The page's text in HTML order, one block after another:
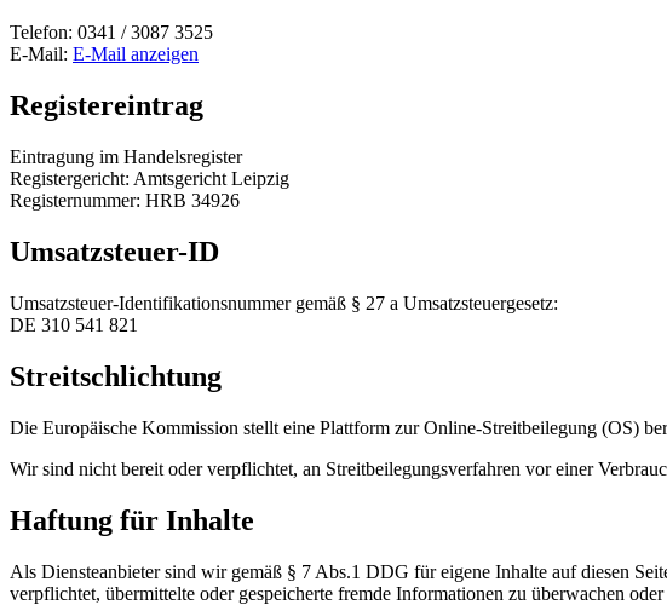
Telefon: 0341 / 3087 3525
E-Mail: E-Mail anzeigen
Registereintrag
Eintragung im Handelsregister
Registergericht: Amtsgericht Leipzig
Registernummer: HRB 34926
Umsatzsteuer-ID
Umsatzsteuer-Identifikationsnummer gemäß § 27 a Umsatzsteuergesetz:
DE 310 541 821
Streitschlichtung
Die Europäische Kommission stellt eine Plattform zur Online-Streitbeilegung (OS)
Wir sind nicht bereit oder verpflichtet, an Streitbeilegungsverfahren vor einer
Haftung für Inhalte
Als Diensteanbieter sind wir gemäß § 7 Abs.1 DDG für eigene Inhalte auf diesen
verpflichtet, übermittelte oder gespeicherte fremde Informationen zu überwachen